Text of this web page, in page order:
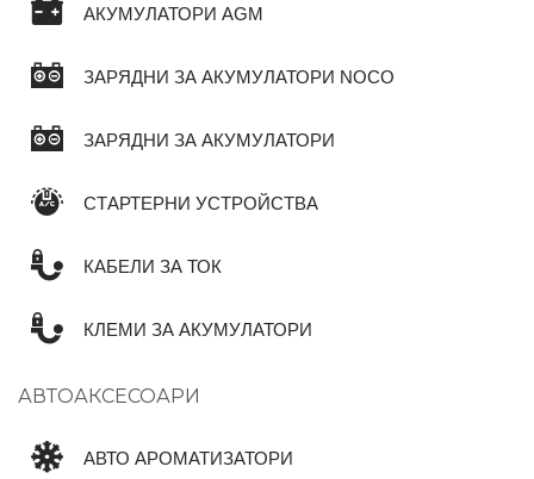
АКУМУЛАТОРИ AGM
ЗАРЯДНИ ЗА АКУМУЛАТОРИ NOCO
ЗАРЯДНИ ЗА АКУМУЛАТОРИ
СТАРТЕРНИ УСТРОЙСТВА
КАБЕЛИ ЗА ТОК
КЛЕМИ ЗА АКУМУЛАТОРИ
АВТОАКСЕСОАРИ
АВТО АРОМАТИЗАТОРИ